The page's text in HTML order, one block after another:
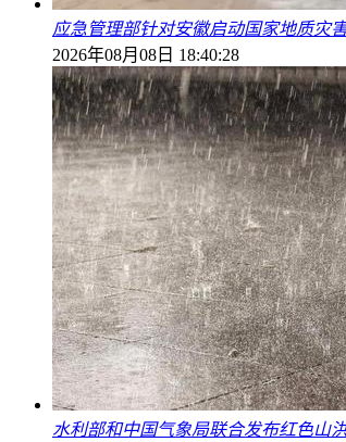
应急管理部针对安徽启动国家地质灾
2026年08月08日 18:40:28
水利部和中国气象局联合发布红色山